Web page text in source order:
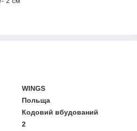
WINGS
Польща
Кодовий вбудований
2